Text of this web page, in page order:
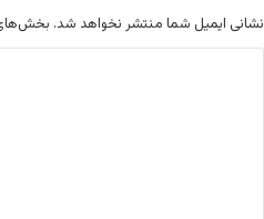
ا
ب
نشانی ایمیل شما منتشر نخواهد شد. بخش‌های